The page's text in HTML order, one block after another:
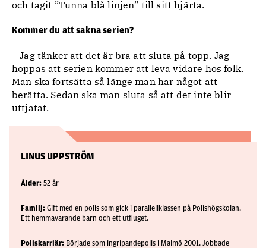
och tagit ”Tunna blå linjen” till sitt hjärta.
Kommer du att sakna serien?
– Jag tänker att det är bra att sluta på topp. Jag
hoppas att serien kommer att leva vidare hos folk.
Man ska fortsätta så länge man har något att
berätta. Sedan ska man sluta så att det inte blir
uttjatat.
LINUS UPPSTRÖM
Ålder: 52 år
Familj: Gift med en polis som gick i parallellklassen på Polishögskolan.
Ett hemmavarande barn och ett utfluget.
Poliskarriär: Började som ingripandepolis i Malmö 2001. Jobbade